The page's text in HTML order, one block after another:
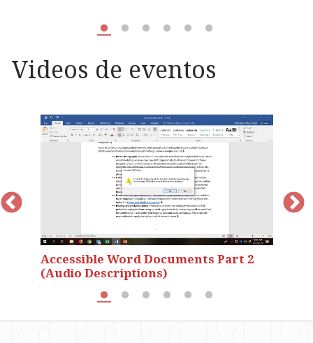
Videos de eventos
Accessible Word Documents Part 2
(Audio Descriptions)